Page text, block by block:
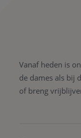
Vanaf heden is
de dames als bij
of breng